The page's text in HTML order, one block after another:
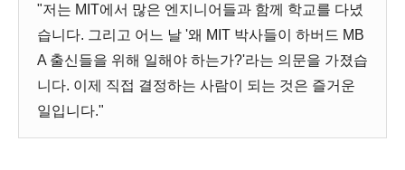
"저는 MIT에서 많은 엔지니어들과 함께 학교를 다녔
습니다. 그리고 어느 날 '왜 MIT 박사들이 하버드 MB
A 출신들을 위해 일해야 하는가?'라는 의문을 가졌습
니다. 이제 직접 결정하는 사람이 되는 것은 즐거운
일입니다."